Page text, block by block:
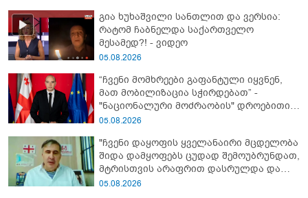
გია ხუხაშვილი სანთლით და ვერსია:
რატომ ჩაბნელდა საქართველო
მესამედ?! - ვიდეო
05.08.2026
“ჩვენი მომხრეები გაფანტული იყვნენ,
მათ მობილიზაცია სჭირდებათ” -
"ნაციონალური მოძრაობის" დროებითი
მმართველობითი საბჭოს
05.08.2026
"ჩვენი დაყოფის ყველანაირი მცდელობა
შიდა დამყოფებს ცუდად შემოუბრუნდათ,
მტრისთვის არაფრით დასრულდა და
ვერც მომავალში მიაღწევს ჩვენს
05.08.2026